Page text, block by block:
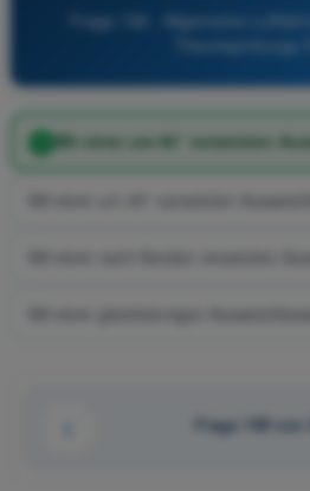
Frage 748 - Allgemeine
Mit einer um 90° versetzten
Frage 109 von